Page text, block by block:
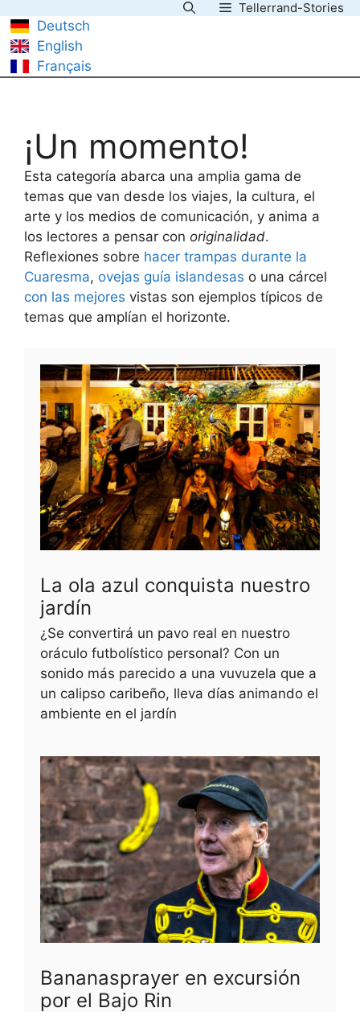
contenido
Tellerrand-Stories
Deutsch
English
Français
¡Un momento!
Esta categoría abarca una amplia gama de
temas que van desde los viajes, la cultura, el
arte y los medios de comunicación, y anima a
los lectores a pensar con originalidad.
Reflexiones sobre hacer trampas durante la
Cuaresma, ovejas guía islandesas o una cárcel
con las mejores vistas son ejemplos típicos de
temas que amplían el horizonte.
La ola azul conquista nuestro
jardín
¿Se convertirá un pavo real en nuestro
oráculo futbolístico personal? Con un
sonido más parecido a una vuvuzela que a
un calipso caribeño, lleva días animando el
ambiente en el jardín
Bananasprayer en excursión
por el Bajo Rin